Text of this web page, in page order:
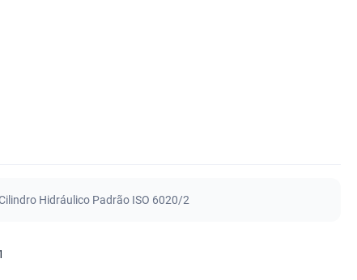
Hidráulico Padrão ISO 6020/2